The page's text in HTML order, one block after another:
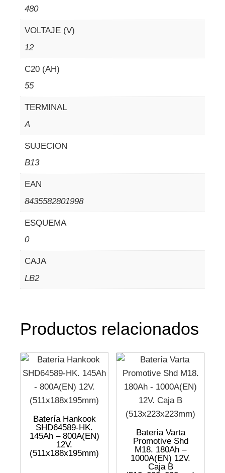
480
VOLTAJE (V)
12
C20 (AH)
55
TERMINAL
A
SUJECION
B13
EAN
8435582801998
ESQUEMA
0
CAJA
LB2
Productos relacionados
Batería Hankook
SHD64589-HK.
145Ah – 800A(EN)
12V.
(511x188x195mm)
Batería Varta
Promotive Shd
M18. 180Ah –
1000A(EN) 12V.
Caja B